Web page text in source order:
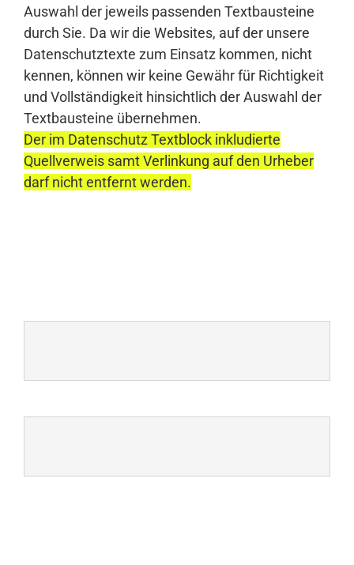
Auswahl der jeweils passenden Textbausteine
durch Sie. Da wir die Websites, auf der unsere
Datenschutztexte zum Einsatz kommen, nicht
kennen, können wir keine Gewähr für Richtigkeit
und Vollständigkeit hinsichtlich der Auswahl der
Textbausteine übernehmen.
Der im Datenschutz Textblock inkludierte
Quellverweis samt Verlinkung auf den Urheber
darf nicht entfernt werden.